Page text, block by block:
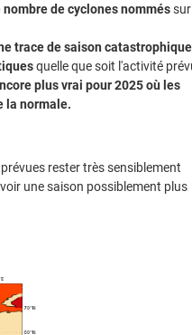
de cyclones nomméssur
trace de saison catastrophique
quelle que soit l'activité
plus vrai pour 2025 où les
la normale.
rester très sensiblement
une saison possiblement plus